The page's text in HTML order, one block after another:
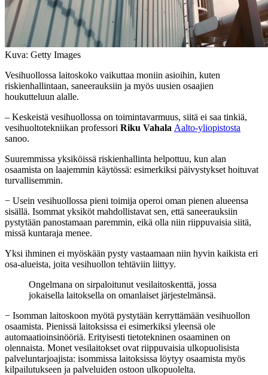
Kuva: Getty Images
Vesihuollossa laitoskoko vaikuttaa moniin asioihin, kuten
riskienhallintaan, saneerauksiin ja myös uusien osaajien
houkutteluun alalle.
– Keskeistä vesihuollossa on toimintavarmuus, siitä ei saa tinkiä,
vesihuoltotekniikan professori Riku Vahala Aalto-yliopistosta
sanoo.
Suuremmissa yksiköissä riskienhallinta helpottuu, kun alan
osaamista on laajemmin käytössä: esimerkiksi päivystykset hoituvat
turvallisemmin.
− Usein vesihuollossa pieni toimija operoi oman pienen alueensa
sisällä. Isommat yksiköt mahdollistavat sen, että saneerauksiin
pystytään panostamaan paremmin, eikä olla niin riippuvaisia siitä,
missä kuntaraja menee.
Yksi ihminen ei myöskään pysty vastaamaan niin hyvin kaikista eri
osa-alueista, joita vesihuollon tehtäviin liittyy.
Ongelmana on sirpaloitunut vesilaitoskenttä, jossa
jokaisella laitoksella on omanlaiset järjestelmänsä.
− Isomman laitoskoon myötä pystytään kerryttämään vesihuollon
osaamista. Pienissä laitoksissa ei esimerkiksi yleensä ole
automaatioinsinööriä. Erityisesti tietotekninen osaaminen on
olennaista. Monet vesilaitokset ovat riippuvaisia ulkopuolisista
palveluntarjoajista: isommissa laitoksissa löytyy osaamista myös
kilpailutukseen ja palveluiden ostoon ulkopuolelta.